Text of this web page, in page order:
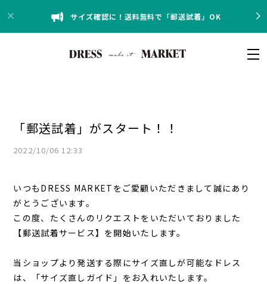
サイズ確認に！送料無料で「郵送試着」OK
「郵送試着」がスタート！！
2022/10/06 12:33
いつもDRESS MARKETをご愛顧いただきまして誠にあり
がとうございます。
この度、たくさんのリクエストをいただいておりました
【郵送試着サービス】を開始いたします。
当ショップより発送する際にサイズ直しが可能なドレス
は、「サイズ直しガイド」をお入れいたします。